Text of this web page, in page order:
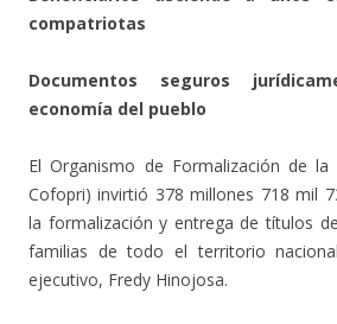
compatriotas
Documentos seguros
economía del pueblo
El Organismo de Formalización de
Cofopri) invirtió 378 millones 718 mil
la formalización y entrega de títulos
familias de todo el territorio
ejecutivo, Fredy Hinojosa.